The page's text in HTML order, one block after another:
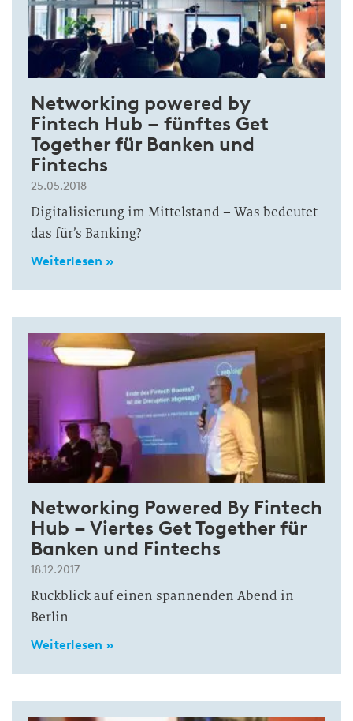
Networking powered by
Fintech Hub – fünftes Get
Together für Banken und
Fintechs
25.05.2018
Digitalisierung im Mittelstand – Was bedeutet
das für’s Banking?
Weiterlesen »
Networking Powered By Fintech
Hub – Viertes Get Together für
Banken und Fintechs
18.12.2017
Rückblick auf einen spannenden Abend in
Berlin
Weiterlesen »